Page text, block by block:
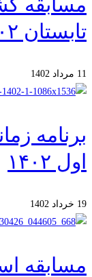
تابستان ۱۴۰۲
11 مرداد 1402
برنامه
اول ۱۴۰۲
19 خرداد 1402
مسابقه